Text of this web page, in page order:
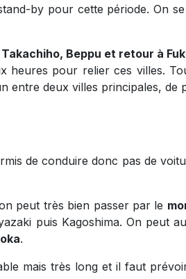
by pour cette période. On
Beppu et retour à
heures pour relier ces villes.
deux villes principales, de
de conduire donc pas de
peut très bien passer par le
puis Kagoshima. On peut
.
mais très long et il faut